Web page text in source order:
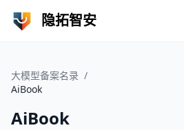
隐拓智安
大模型备案名录 /
AiBook
AiBook